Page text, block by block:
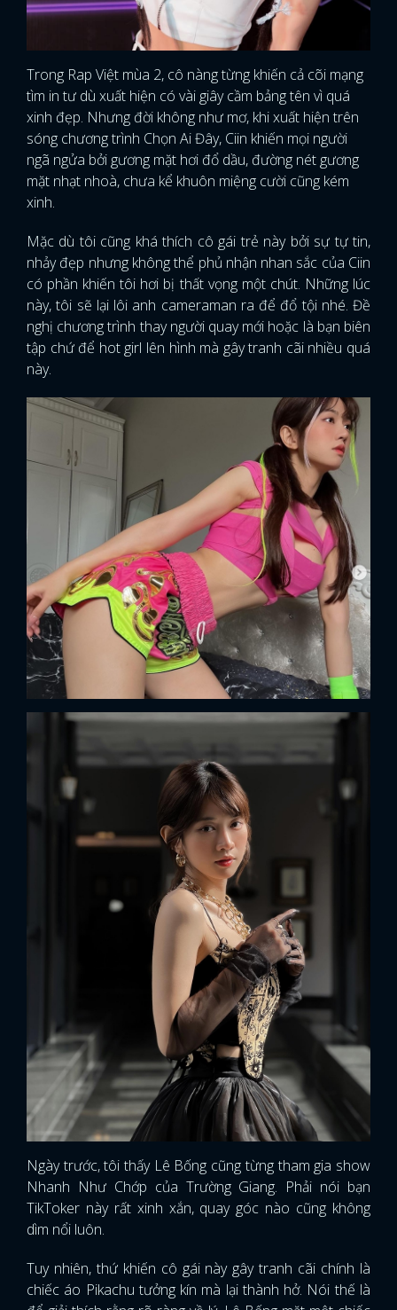
FACEBOOK GOOGLE
Trong Rap Việt mùa 2, cô nàng từng khiến cả cõi mạng
tìm in tư dù xuất hiện có vài giây cầm bảng tên vì quá
xinh đẹp. Nhưng đời không như mơ, khi xuất hiện trên
sóng chương trình Chọn Ai Đây, Ciin khiến mọi người
ngã ngửa bởi gương mặt hơi đổ dầu, đường nét gương
mặt nhạt nhoà, chưa kể khuôn miệng cười cũng kém
xinh.
Mặc dù tôi cũng khá thích cô gái trẻ này bởi sự tự tin,
nhảy đẹp nhưng không thể phủ nhận nhan sắc của Ciin
có phần khiến tôi hơi bị thất vọng một chút. Những lúc
này, tôi sẽ lại lôi anh cameraman ra để đổ tội nhé. Đề
nghị chương trình thay người quay mới hoặc là bạn biên
tập chứ để hot girl lên hình mà gây tranh cãi nhiều quá
này.
Ngày trước, tôi thấy Lê Bống cũng từng tham gia show
Nhanh Như Chớp của Trường Giang. Phải nói bạn
TikToker này rất xinh xắn, quay góc nào cũng không
dìm nổi luôn.
Tuy nhiên, thứ khiến cô gái này gây tranh cãi chính là
chiếc áo Pikachu tưởng kín mà lại thành hở. Nói thế là